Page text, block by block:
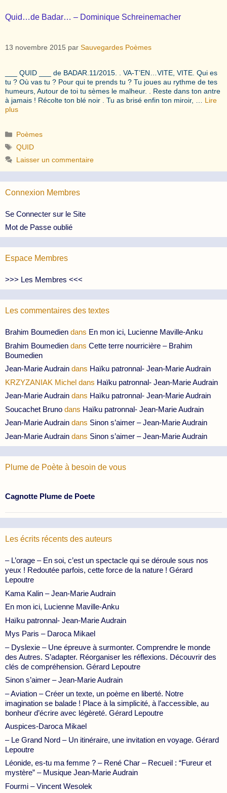
Quid…de Badar… – Dominique Schreinemacher
13 novembre 2015 par Sauvegardes Poèmes
___ QUID ___ de BADAR.11/2015. . VA-T’EN…VITE, VITE. Qui es
tu ? Où vas tu ? Pour qui te prends tu ? Tu joues au rythme de tes
humeurs, Autour de toi tu sèmes le malheur. . Reste dans ton antre
à jamais ! Récolte ton blé noir . Tu as brisé enfin ton miroir, … Lire
plus
Catégories
Poèmes
Étiquettes
QUID
Laisser un commentaire
Connexion Membres
Se Connecter sur le Site
Mot de Passe oublié
Espace Membres
>>> Les Membres <<<
Les commentaires des textes
Brahim Boumedien dans En mon ici, Lucienne Maville-Anku
Brahim Boumedien dans Cette terre nourricière – Brahim
Boumedien
Jean-Marie Audrain dans Haïku patronnal- Jean-Marie Audrain
KRZYZANIAK Michel dans Haïku patronnal- Jean-Marie Audrain
Jean-Marie Audrain dans Haïku patronnal- Jean-Marie Audrain
Soucachet Bruno dans Haïku patronnal- Jean-Marie Audrain
Jean-Marie Audrain dans Sinon s’aimer – Jean-Marie Audrain
Jean-Marie Audrain dans Sinon s’aimer – Jean-Marie Audrain
Plume de Poète à besoin de vous
Cagnotte Plume de Poete
Les écrits récents des auteurs
– L’orage – En soi, c’est un spectacle qui se déroule sous nos
yeux ! Redoutée parfois, cette force de la nature ! Gérard
Lepoutre
Kama Kalin – Jean-Marie Audrain
En mon ici, Lucienne Maville-Anku
Haïku patronnal- Jean-Marie Audrain
Mys Paris – Daroca Mikael
– Dyslexie – Une épreuve à surmonter. Comprendre le monde
des Autres. S’adapter. Réorganiser les réflexions. Découvrir des
clés de compréhension. Gérard Lepoutre
Sinon s’aimer – Jean-Marie Audrain
– Aviation – Créer un texte, un poème en liberté. Notre
imagination se balade ! Place à la simplicité, à l’accessible, au
bonheur d’écrire avec légèreté. Gérard Lepoutre
Auspices-Daroca Mikael
– Le Grand Nord – Un itinéraire, une invitation en voyage. Gérard
Lepoutre
Léonide, es-tu ma femme ? – René Char – Recueil : “Fureur et
mystère” – Musique Jean-Marie Audrain
Fourmi – Vincent Wesolek